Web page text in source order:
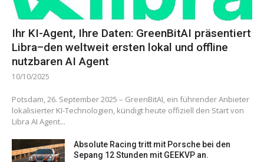
Ihr KI-Agent, Ihre Daten: GreenBitAI präsentiert
Libra–den weltweit ersten lokal und offline
nutzbaren AI Agent
10/10/2025
Potsdam, 26. September 2025 – GreenBitAI, ein führender Anbieter
lokalisierter KI-Technologien, kündigt heute offiziell den Start von
Libra AI Agent...
Absolute Racing tritt mit Porsche bei den
Sepang 12 Stunden mit GEEKVP an.